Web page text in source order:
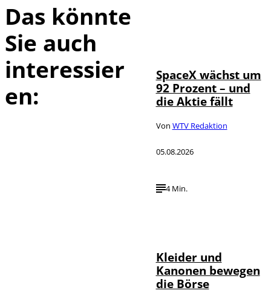
Das könnte
Sie auch
interessier
en:
SpaceX wächst um
92 Prozent – und
die Aktie fällt
Von WTV Redaktion
05.08.2026
4 Min.
Kleider und
Kanonen bewegen
die Börse